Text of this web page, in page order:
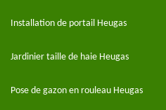
Installation de portail Heugas
Jardinier taille de haie Heugas
Pose de gazon en rouleau Heugas